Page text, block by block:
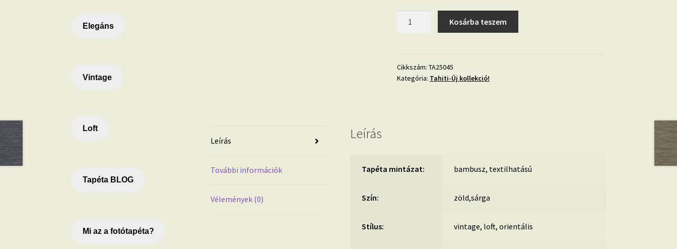
vlies
design
szőtt
Kosárba teszem
Cikkszám: TA25045
Kategória: Tahiti-Új kollekció!
Leírás
További információk
Vélemények (0)
Leírás
Tapéta mintázat: bambusz, textilhatású
Szín: zöld,sárga
Stílus: vintage, loft, orientális
Elegáns
Vintage
Loft
Tapéta BLOG
Mi az a fotótapéta?